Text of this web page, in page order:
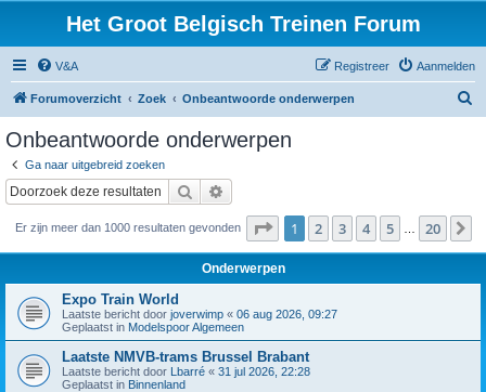
Het Groot Belgisch Treinen Forum
V&A Aanmelden
Registreer
Forumoverzicht Zoek Onbeantwoorde onderwerpen
Onbeantwoorde onderwerpen
Ga naar uitgebreid zoeken
Zoek
Er zijn meer dan 1000 resultaten gevonden Pagina van 20
1 2 3 4 5 20
Onderwerpen
Expo Train World
Laatste bericht door joverwimp « 06 aug 2026, 09:27
Geplaatst in Modelspoor Algemeen
Laatste NMVB-trams Brussel Brabant
Laatste bericht door Lbarré « 31 jul 2026, 22:28
Geplaatst in Binnenland